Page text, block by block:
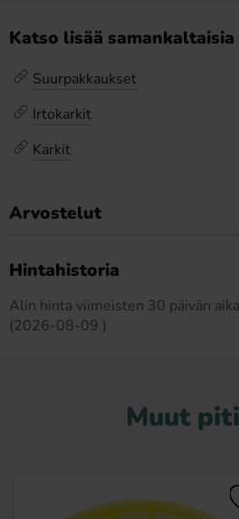
Katso lisää
Suurpakkaukset
Irtokarkit
Karkit
Arvostelut
Hintahistoria
Alin hinta viimeisten 30 päivän
(2026-08-09 )
Muut